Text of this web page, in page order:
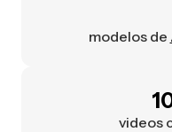
modelos de
videos